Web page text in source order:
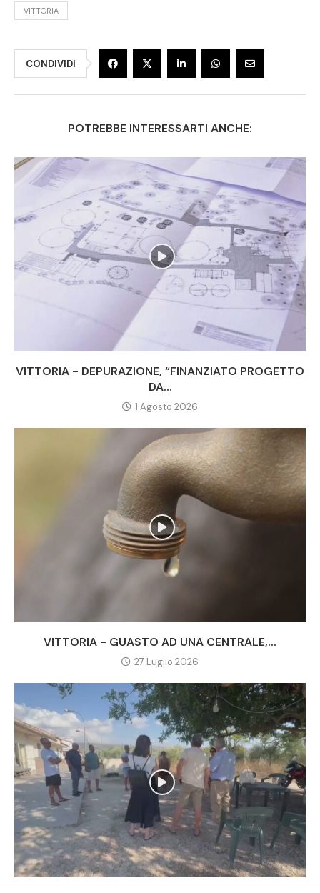
VITTORIA
CONDIVIDI
POTREBBE INTERESSARTI ANCHE:
VITTORIA - DEPURAZIONE, “FINANZIATO PROGETTO
DA...
1 Agosto 2026
VITTORIA - GUASTO AD UNA CENTRALE,...
27 Luglio 2026